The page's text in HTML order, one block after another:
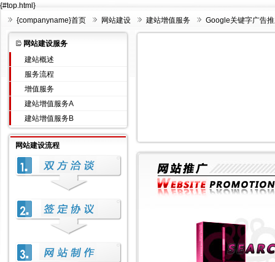
{#top.html}
{companyname}首页
网站建设 建站增值服务 Google关键字广告
网站建设服务
建站概述
服务流程
增值服务
建站增值服务A
建站增值服务B
网站建设流程